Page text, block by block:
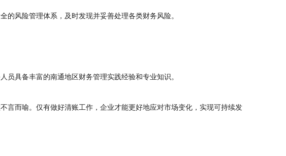
风险管理体系，及时发现并妥善处理各类财务风险。
具备丰富的南通地区财务管理实践经验和专业知识。
而喻。仅有做好清账工作，企业才能更好地应对市场变化，实现可持续发